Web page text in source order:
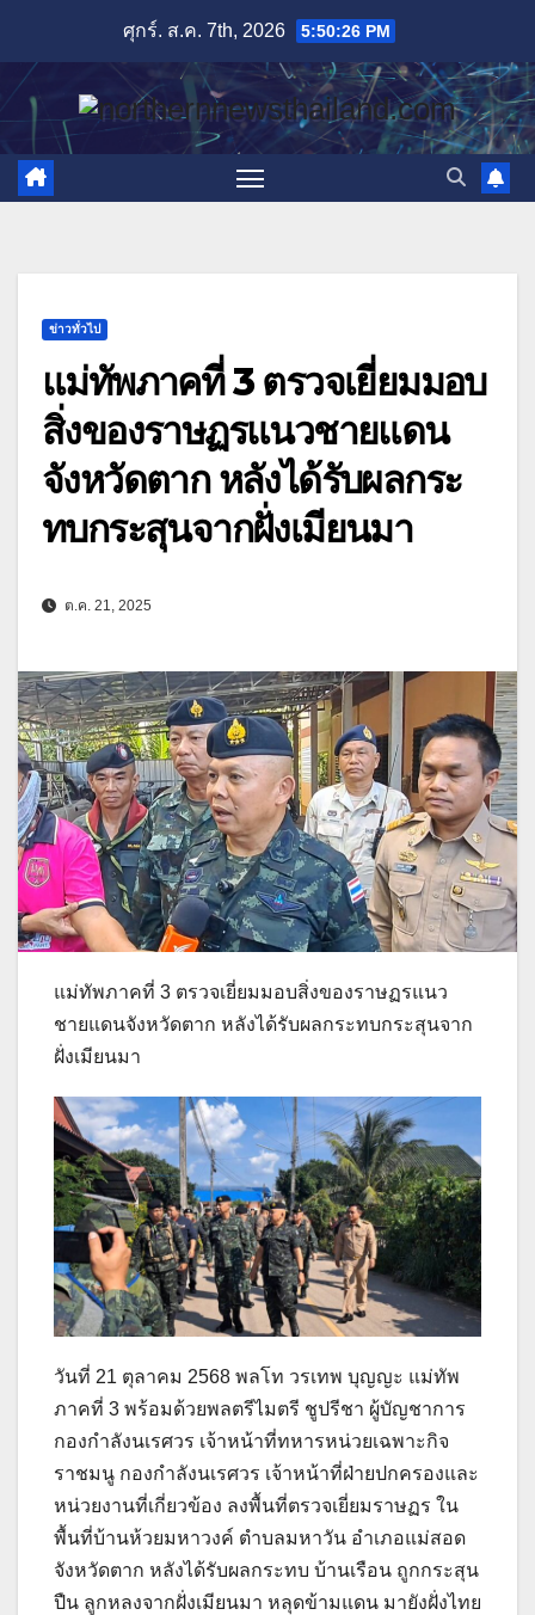
content
ศุกร์. ส.ค. 7th, 2026 5:50:28 PM
ข่าวทั่วไป
แม่ทัพภาคที่ 3 ตรวจเยี่ยมมอบ
สิ่งของราษฏรแนวชายแดน
จังหวัดตาก หลังได้รับผลกระ
ทบกระสุนจากฝั่งเมียนมา
ต.ค. 21, 2025
แม่ทัพภาคที่ 3 ตรวจเยี่ยมมอบสิ่งของราษฏรแนว
ชายแดนจังหวัดตาก หลังได้รับผลกระทบกระสุนจาก
ฝั่งเมียนมา
วันที่ 21 ตุลาคม 2568 พลโท วรเทพ บุญญะ แม่ทัพ
ภาคที่ 3 พร้อมด้วยพลตรีไมตรี ชูปรีชา ผู้บัญชาการ
กองกำลังนเรศวร เจ้าหน้าที่ทหารหน่วยเฉพาะกิจ
ราชมนู กองกำลังนเรศวร เจ้าหน้าที่ฝ่ายปกครองและ
หน่วยงานที่เกี่ยวข้อง ลงพื้นที่ตรวจเยี่ยมราษฏร ใน
พื้นที่บ้านห้วยมหาวงค์ ตำบลมหาวัน อำเภอแม่สอด
จังหวัดตาก หลังได้รับผลกระทบ บ้านเรือน ถูกกระสุน
ปืน ลูกหลงจากฝั่งเมียนมา หลุดข้ามแดน มายังฝั่งไทย